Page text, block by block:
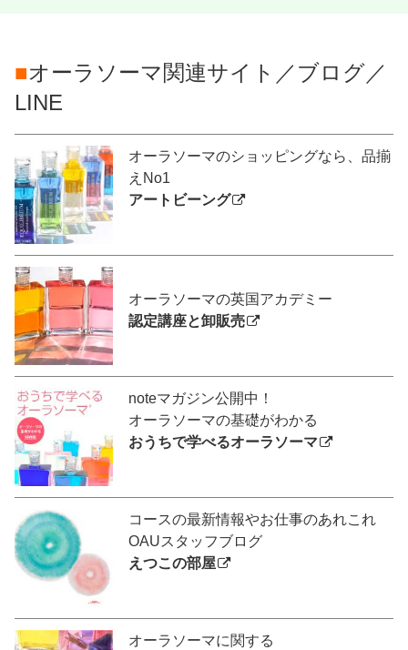
■オーラソーマ関連サイト／ブログ／
LINE
オーラソーマのショッピングなら、品揃
えNo1
アートビーング
オーラソーマの英国アカデミー
認定講座と卸販売
noteマガジン公開中！
オーラソーマの基礎がわかる
おうちで学べるオーラソーマ
コースの最新情報やお仕事のあれこれ
OAUスタッフブログ
えつこの部屋
オーラソーマに関する